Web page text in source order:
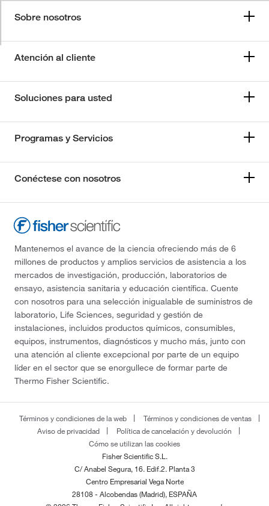
Sobre nosotros
Atención al cliente
Soluciones para usted
Programas y Servicios
Conéctese con nosotros
Mantenemos el avance de la ciencia ofreciendo más de 6
millones de productos y amplios servicios de asistencia a los
mercados de investigación, producción, laboratorios de
ensayo, asistencia sanitaria y educación científica. Cuente
con nosotros para una selección inigualable de suministros de
laboratorio, Life Sciences, seguridad y gestión de
instalaciones, incluidos productos químicos, consumibles,
equipos, instrumentos, diagnósticos y mucho más, junto con
una atención al cliente excepcional por parte de un equipo
líder en el sector que se enorgullece de formar parte de
Thermo Fisher Scientific.
Términos y condiciones de la web
Términos y condiciones de ventas
Aviso de privacidad
Política de cancelación y devolución
Cómo se utilizan las cookies
Fisher Scientific S.L.
C/ Anabel Segura, 16. Edif.2. Planta 3
Centro Empresarial Vega Norte
28108 - Alcobendas (Madrid), ESPAÑA